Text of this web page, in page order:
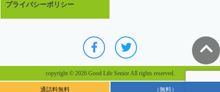
プライバシーポリシー
copyright © 2026 Good Life Senior All rights reserved.
通話料無料 （無料）